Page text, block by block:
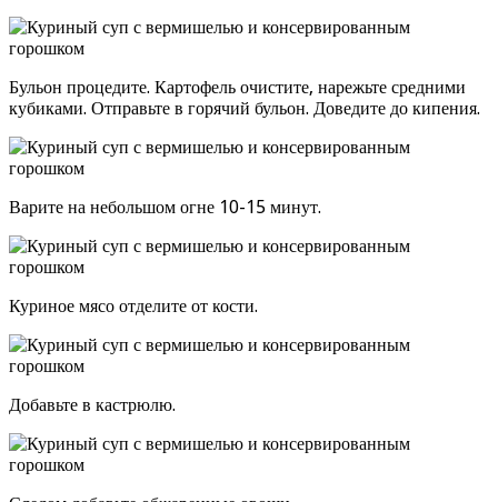
Бульон процедите. Картофель очистите, нарежьте средними
кубиками. Отправьте в горячий бульон. Доведите до кипения.
Варите на небольшом огне 10-15 минут.
Куриное мясо отделите от кости.
Добавьте в кастрюлю.